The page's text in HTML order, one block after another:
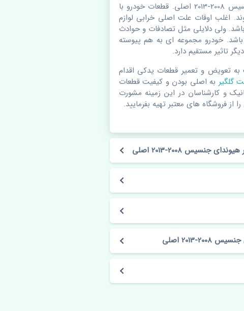
چراغ خطر عقب راست گلگیر هیوندای جنسیس 2008-2013 اصلی. قطعات خودرو با
اوقات علت اصلی خرابی لوازم
ولی دلایلی مثل تصادفات و حوادث
خودرو مجموعه ای به هم پیوسته
تاثیر مستقیم دارد.
تعویض و تعمیر قطعات یدکی اقدام
گلگیر به اصلی بودن و کیفیت قطعات
و کارشناسان در این زمینه مشورت
از فروشگاه های معتبر تهیه بفرمایید.
2008-2013 اصلی
2013 اصلی